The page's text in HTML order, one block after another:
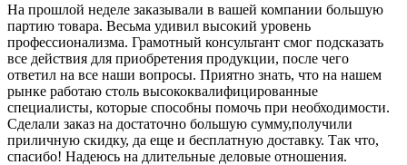
На прошлой неделе заказывали в вашей компании большую
партию товара. Весьма удивил высокий уровень
профессионализма. Грамотный консультант смог подсказать
все действия для приобретения продукции, после чего
ответил на все наши вопросы. Приятно знать, что на нашем
рынке работаю столь высококвалифицированные
специалисты, которые способны помочь при необходимости.
Сделали заказ на достаточно большую сумму,получили
приличную скидку, да еще и бесплатную доставку. Так что,
спасибо! Надеюсь на длительные деловые отношения.